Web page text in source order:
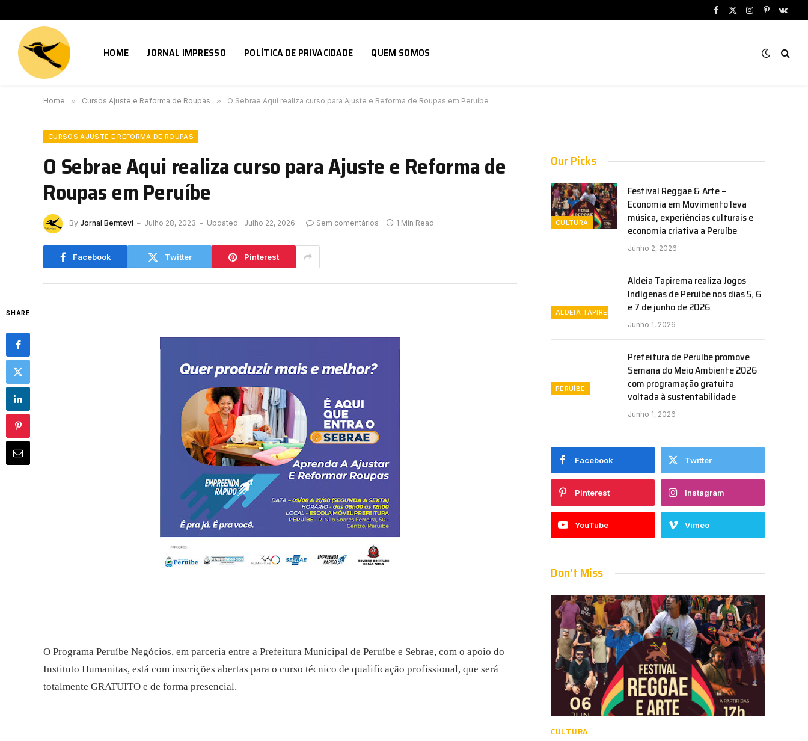
Facebook
X
Instagram
Pinterest
HOME JORNAL IMPRESSO POLÍTICA DE PRIVACIDADE QUEM SOMOS
Home » Cursos Ajuste e Reforma de Roupas » O Sebrae Aqui realiza curso para Ajuste e Reforma de Roupas em Peruíbe
CURSOS AJUSTE E REFORMA DE ROUPAS
O Sebrae Aqui realiza curso para Ajuste e Reforma de
Roupas em Peruíbe
By Jornal Bemtevi Julho 28, 2023 Updated: Julho 22, 2026 Sem comentários 1 Min Read
Facebook Twitter Pinterest
SHARE
O Programa Peruíbe Negócios, em parceria entre a Prefeitura Municipal de Peruíbe e Sebrae, com o apoio do
Instituto Humanitas, está com inscrições abertas para o curso técnico de qualificação profissional, que será
totalmente GRATUITO e de forma presencial.
Our Picks
CULTURA
Festival Reggae & Arte –
Economia em Movimento leva
música, experiências culturais e
economia criativa a Peruíbe
Junho 2, 2026
ALDEIA TAPIREMA
Aldeia Tapirema realiza Jogos
Indígenas de Peruíbe nos dias 5, 6
e 7 de junho de 2026
Junho 1, 2026
PERUÍBE
Prefeitura de Peruíbe promove
Semana do Meio Ambiente 2026
com programação gratuita
voltada à sustentabilidade
Junho 1, 2026
Facebook Twitter
Pinterest Instagram
YouTube Vimeo
Don't Miss
CULTURA